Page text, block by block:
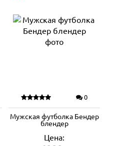
0
Мужская футболка Бендер
блендер
Цена: